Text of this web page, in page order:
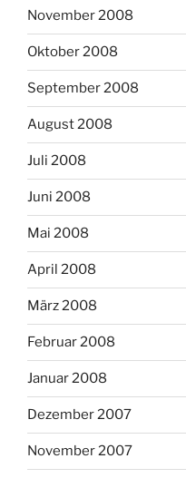
November 2008
Oktober 2008
September 2008
August 2008
Juli 2008
Juni 2008
Mai 2008
April 2008
März 2008
Februar 2008
Januar 2008
Dezember 2007
November 2007